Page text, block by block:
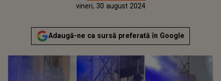
vineri, 30 august 2024Actualizat:
vineri, 30 august 2024
Adaugă-ne ca sursă preferată în Google